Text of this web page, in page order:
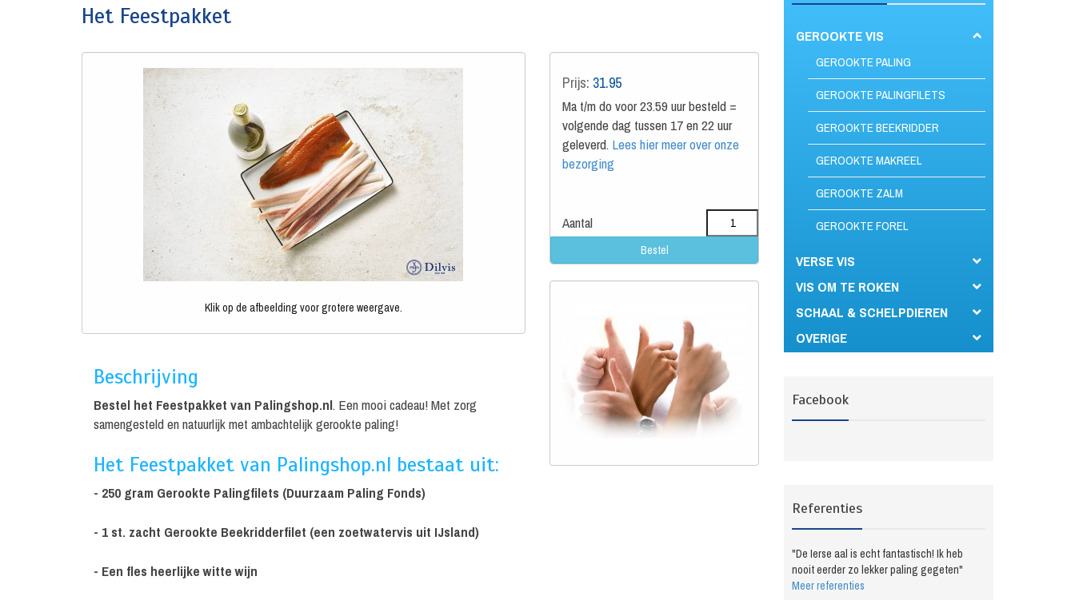
Het Feestpakket
Klik op de afbeelding voor grotere weergave.
Prijs: 31.95
Ma t/m do voor 23.59 uur besteld =
volgende dag tussen 17 en 22 uur
geleverd. Lees hier meer over onze
bezorging
Aantal
Beschrijving
Bestel het Feestpakket van Palingshop.nl. Een mooi cadeau! Met zorg
samengesteld en natuurlijk met ambachtelijk gerookte paling!
Het Feestpakket van Palingshop.nl bestaat uit:
- 250 gram Gerookte Palingfilets (Duurzaam Paling Fonds)
- 1 st. zacht Gerookte Beekridderfilet (een zoetwatervis uit IJsland)
- Een fles heerlijke witte wijn
GEROOKTE VIS
GEROOKTE PALING
GEROOKTE PALINGFILETS
GEROOKTE BEEKRIDDER
GEROOKTE MAKREEL
GEROOKTE ZALM
GEROOKTE FOREL
VERSE VIS
VIS OM TE ROKEN
SCHAAL & SCHELPDIEREN
OVERIGE
Facebook
Referenties
"De Ierse aal is echt fantastisch! Ik heb
nooit eerder zo lekker paling gegeten"
Meer referenties